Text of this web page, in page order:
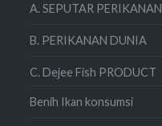
A. SEPUTAR PERIKANAN
B. PERIKANAN DUNIA
C. Dejee Fish PRODUCT
Benih Ikan konsumsi